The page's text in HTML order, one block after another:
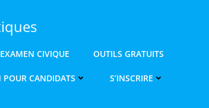
CIVIQUE OUTILS GRATUITS
POUR CANDIDATS S’INSCRIRE